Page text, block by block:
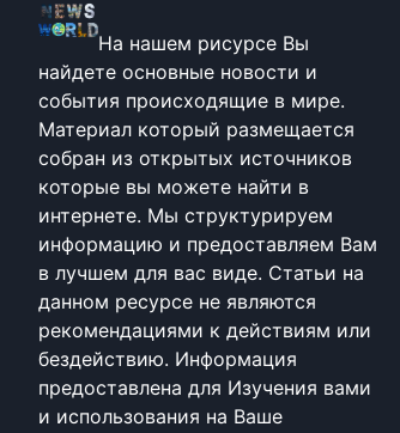
На нашем рисурсе Вы
найдете основные новости и
события происходящие в мире.
Материал который размещается
собран из открытых источников
которые вы можете найти в
интернете. Мы структурируем
информацию и предоставляем Вам
в лучшем для вас виде. Статьи на
данном ресурсе не являются
рекомендациями к действиям или
бездействию. Информация
предоставлена для Изучения вами
и использования на Ваше